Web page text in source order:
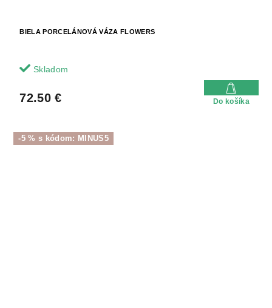
BIELA PORCELÁNOVÁ VÁZA FLOWERS
Skladom
72.50 € Do košíka
-5 % s kódom: MINUS5